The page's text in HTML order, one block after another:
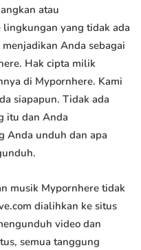
atau
yang tidak ada
Anda sebagai
Hak cipta milik
di Mypornhere. Kami
siapapun. Tidak ada
itu dan Anda
Anda unduh dan apa
musik Mypornhere tidak
dialihkan ke situs
video dan
semua tanggung